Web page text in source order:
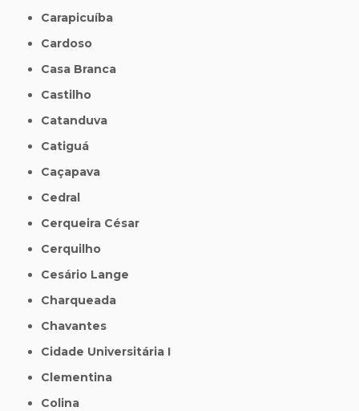
Carapicuíba
Cardoso
Casa Branca
Castilho
Catanduva
Catiguá
Caçapava
Cedral
Cerqueira César
Cerquilho
Cesário Lange
Charqueada
Chavantes
Cidade Universitária I
Clementina
Colina